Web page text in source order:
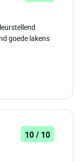
goede lakens
10 / 10